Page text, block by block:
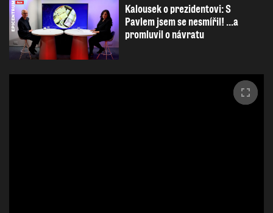
Kalousek o prezidentovi: S
Pavlem jsem se nesmířil! ...a
promluvil o návratu